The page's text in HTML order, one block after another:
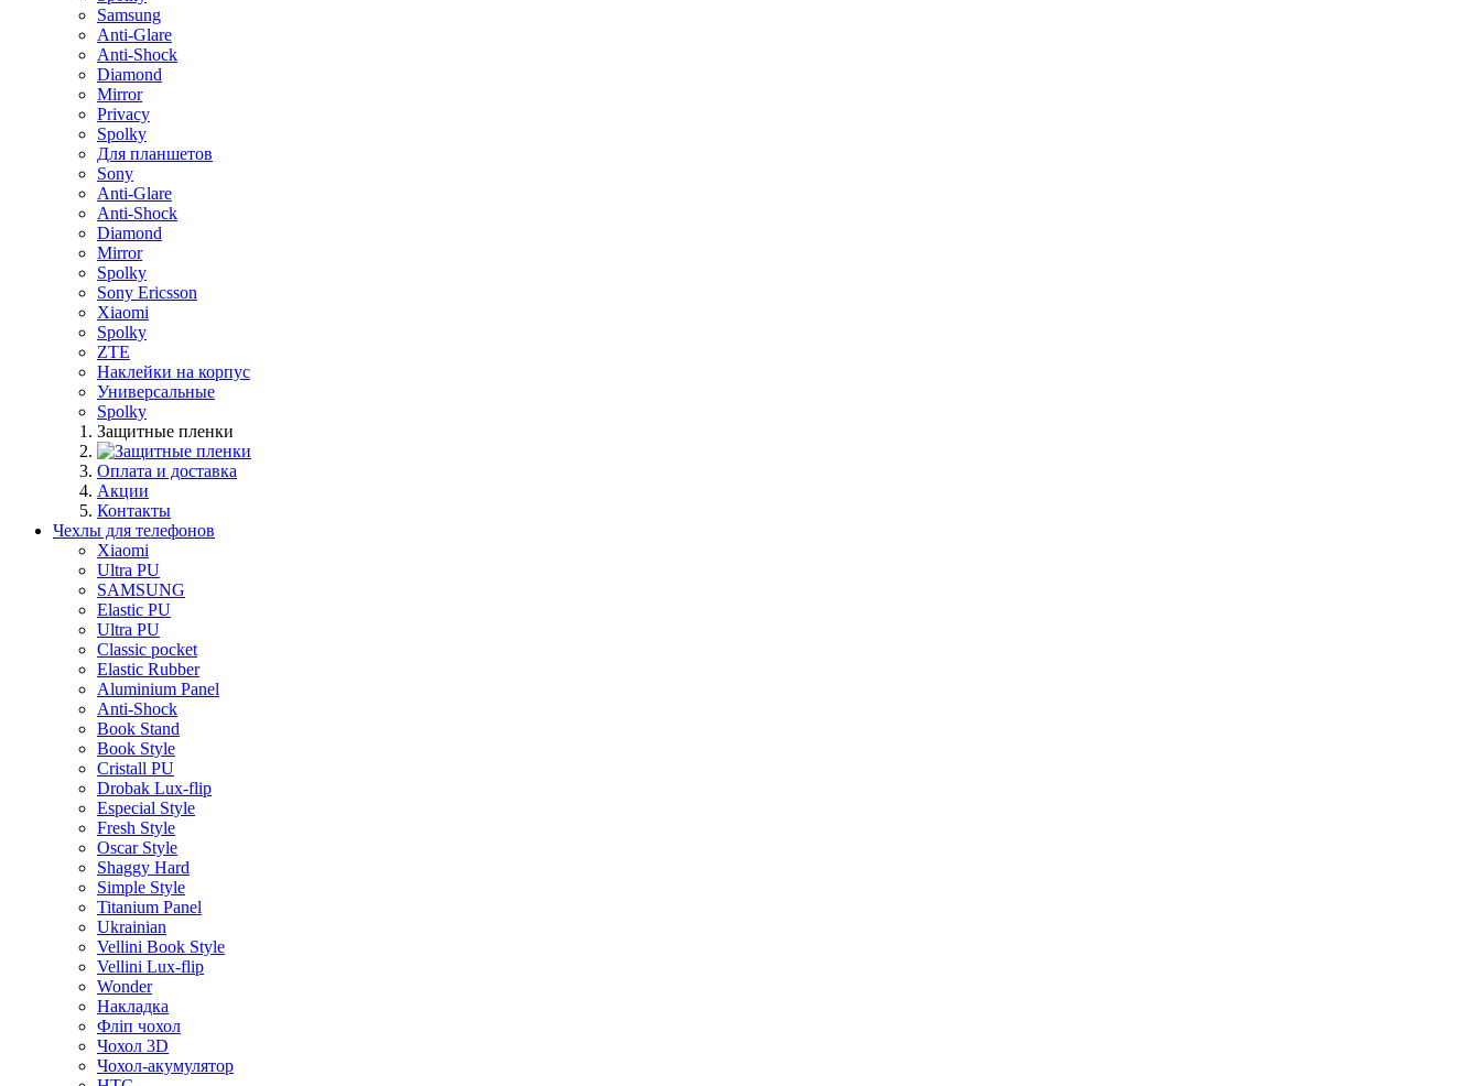
Samsung
Anti-Glare
Anti-Shock
Diamond
Mirror
Privacy
Spolky
Для планшетов
Sony
Anti-Glare
Anti-Shock
Diamond
Mirror
Spolky
Sony Ericsson
Xiaomi
Spolky
ZTE
Наклейки на корпус
Универсальные
Spolky
Защитные пленки
Оплата и доставка
Акции
Контакты
Чехлы для телефонов
Xiaomi
Ultra PU
SAMSUNG
Elastic PU
Ultra PU
Classic pocket
Elastic Rubber
Aluminium Panel
Anti-Shock
Book Stand
Book Style
Cristall PU
Drobak Lux-flip
Especial Style
Fresh Style
Oscar Style
Shaggy Hard
Simple Style
Titanium Panel
Ukrainian
Vellini Book Style
Vellini Lux-flip
Wonder
Накладка
Фліп чохол
Чохол 3D
Чохол-акумулятор